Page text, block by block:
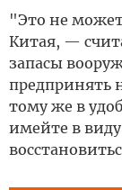
"Это не может
Китая, —
запасы
предпринять
тому же в
имейте в